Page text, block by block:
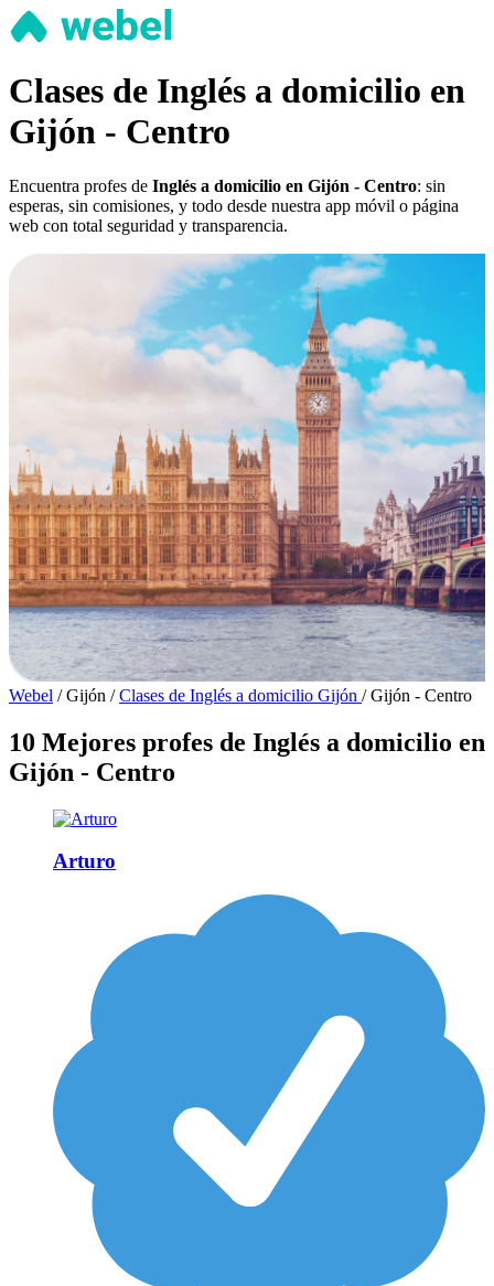
Clases de Inglés a domicilio en
Gijón - Centro
Encuentra profes de Inglés a domicilio en Gijón - Centro: sin
esperas, sin comisiones, y todo desde nuestra app móvil o página
web con total seguridad y transparencia.
Webel / Gijón / Clases de Inglés a domicilio Gijón / Gijón - Centro
10 Mejores profes de Inglés a domicilio en
Gijón - Centro
Arturo